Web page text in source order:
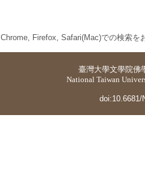
Chrome, Firefox, Safari(Mac)での検索を
臺灣大學文學院佛
National Taiwan
doi:10.6681/